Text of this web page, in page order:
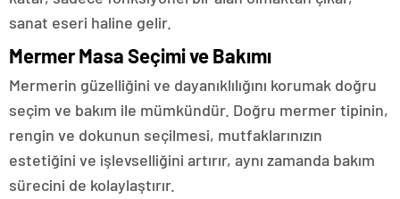
sanat eseri haline gelir.
Mermer Masa Seçimi ve Bakımı
Mermerin güzelliğini ve dayanıklılığını korumak doğru
seçim ve bakım ile mümkündür. Doğru mermer tipinin,
rengin ve dokunun seçilmesi, mutfaklarınızın
estetiğini ve işlevselliğini artırır, aynı zamanda bakım
sürecini de kolaylaştırır.